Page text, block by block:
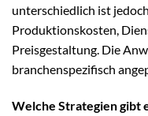
unterschiedlich ist
Produktionskosten,
Preisgestaltung. Die
branchenspezifisch
Welche Strategien gibt